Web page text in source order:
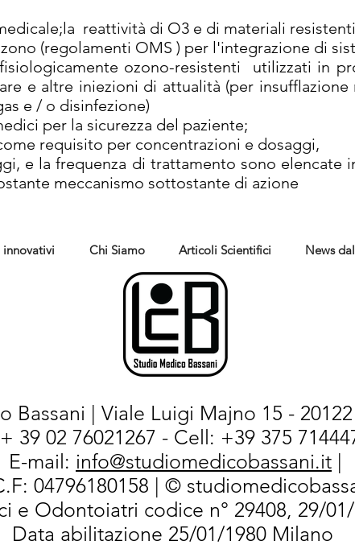
reattività di O3 e di materiali
(regolamenti OMS ) per l'integrazione di
ozono-resistenti utilizzati in
e altre iniezioni di attualità (per
e / o disinfezione)
per la sicurezza del paziente;
requisito per concentrazioni e dosaggi,
e la frequenza di trattamento sono elencate
meccanismo sottostante di azione
Chi Siamo Articoli Scientifici News
Bassani | Viale Luigi Majno 15 -
39 02 76021267 - Cell: +39 375
E-mail: info@studiomedicobassani.it |
04796180158 | ©
e Odontoiatri codice n° 29408, 29/
Data abilitazione 25/01/1980 Milano